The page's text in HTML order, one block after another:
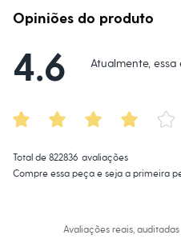
Blusas e Camisetas
Básicos
Casacos e Jaquetas
Jeans
Shorts e Bermudas
Vestidos
Bolsas
Bonés e Chapéus
Opiniões do produto
4.6 Atualmente,
Total de 822836 avaliações
Compre essa peça e seja a primeira
Avaliações reais, auditadas